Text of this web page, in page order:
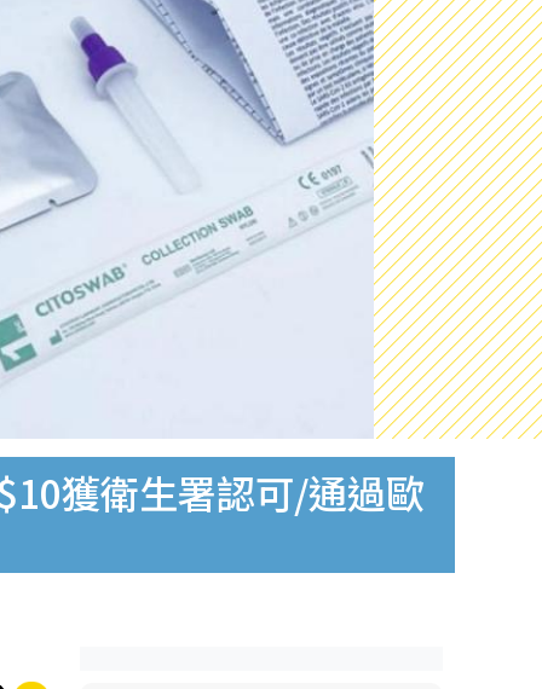
獲衛生署認可/通過歐